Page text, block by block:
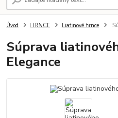
Úvod HRNCE Liatinové hrnce
Súprava
Elegance